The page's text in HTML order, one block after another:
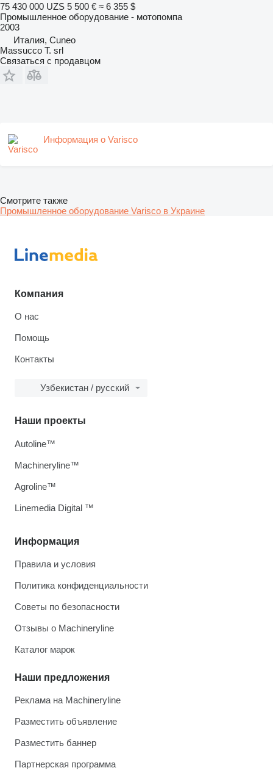
75 430 000 UZS 5 500 € ≈ 6 355 $
Промышленное оборудование - мотопомпа
2003
Италия, Cuneo
Massucco T. srl
Связаться с продавцом
Информация о Varisco
Смотрите также
Промышленное оборудование Varisco в Украине
Компания
О нас
Помощь
Контакты
Узбекистан / русский
Информация
Правила и условия
Политика конфиденциальности
Советы по безопасности
Отзывы о Machineryline
Каталог марок
Наши предложения
Реклама на Machineryline
Разместить объявление
Разместить баннер
Партнерская программа
Наши проекты
Autoline™
Machineryline™
Agroline™
Linemedia Digital ™